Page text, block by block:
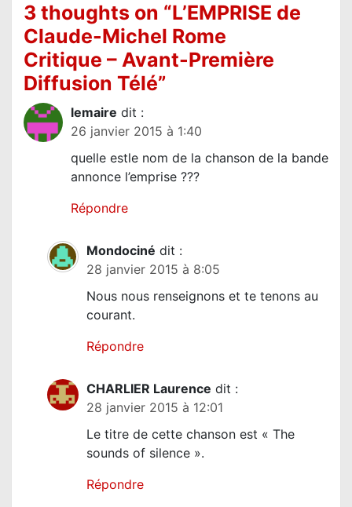
3 thoughts on “L’EMPRISE de
Claude-Michel Rome
Critique – Avant-Première
Diffusion Télé”
lemaire dit :
26 janvier 2015 à 1:40
quelle estle nom de la chanson de la bande
annonce l’emprise ???
Répondre
Mondociné dit :
28 janvier 2015 à 8:05
Nous nous renseignons et te tenons au
courant.
Répondre
CHARLIER Laurence dit :
28 janvier 2015 à 12:01
Le titre de cette chanson est « The
sounds of silence ».
Répondre